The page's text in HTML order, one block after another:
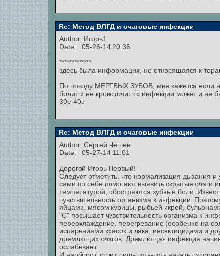
Re: Метод ВЛГД и очаговые инфекции
Author: Игорь1
Date: 05-26-14 20:36
*************
здесь была информация, не относящаяся к
По поводу МЕРТВЫХ ЗУБОВ, мне кажется если
болит и не кровоточит то инфекции может и не
30с-40с
Re: Метод ВЛГД и очаговые инфекции
Author: Сергей Чёшев
Date: 05-27-14 11:01
Дорогой Игорь Первый!
Следует отметить, что нормализация дыхания
сами по себе помогают выявить скрытые очаги
температурой, обостряются зубные боли.
чувствительность организма к инфекции.
яйцами, мясом курицы, рыбьей икрой,
"С" повышает чувствительность организма к
переохлаждение, перегревание (особенно на
испарениями красок и лака, инсектицидами и
дремлющих очагов. Дремлющая инфекция
ослабевает.